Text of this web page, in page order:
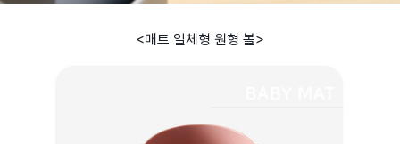
<매트 일체형 원형 볼>